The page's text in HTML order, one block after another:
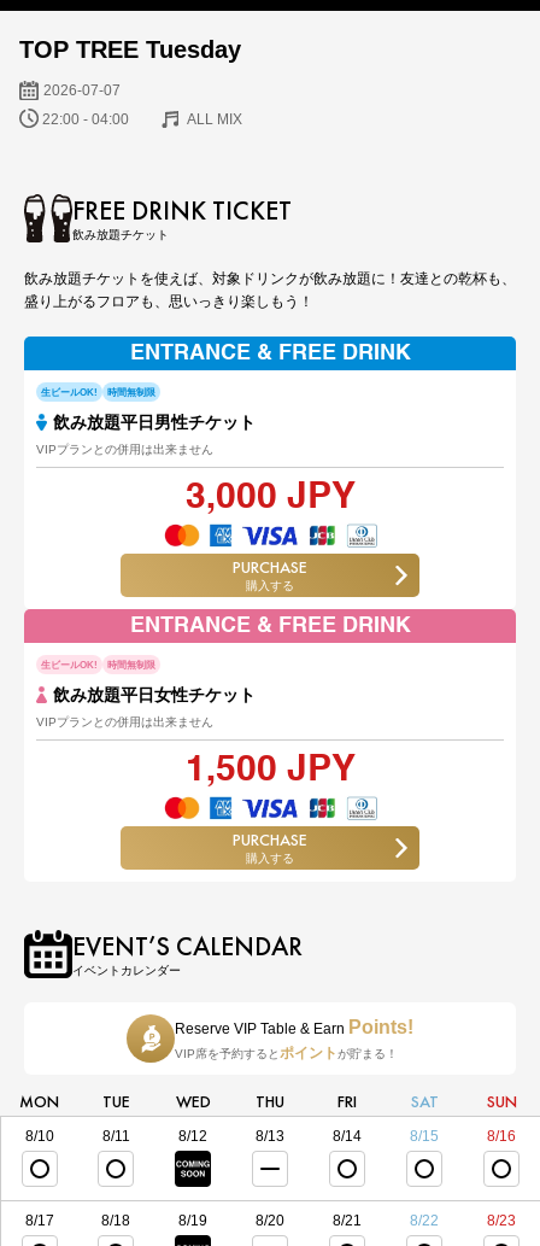
TOP TREE Tuesday
2026-07-07
22:00 - 04:00 ALL MIX
FREE DRINK TICKET
飲み放題チケット
飲み放題チケットを使えば、対象ドリンクが飲み放題に！友達との乾杯も、
盛り上がるフロアも、思いっきり楽しもう！
ENTRANCE & FREE DRINK
生ビールOK! 時間無制限
飲み放題平日男性チケット
VIPプランとの併用は出来ません
3,000 JPY
PURCHASE
購入する
ENTRANCE & FREE DRINK
生ビールOK! 時間無制限
飲み放題平日女性チケット
VIPプランとの併用は出来ません
1,500 JPY
PURCHASE
購入する
EVENT’S CALENDAR
イベントカレンダー
Reserve VIP Table & Earn Points!
VIP席を予約すると ポイント が貯まる！
MON TUE WED THU FRI SAT SUN
8/10 8/11 8/12 8/13 8/14 8/15 8/16
8/17 8/18 8/19 8/20 8/21 8/22 8/23